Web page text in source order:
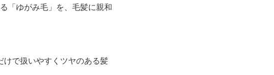
「ゆがみ毛」を、毛髪に親和
けで扱いやすくツヤのある髪